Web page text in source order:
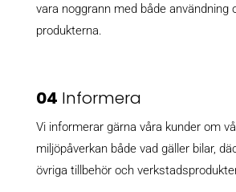
vara noggrann med både användning
produkterna.
04 Informera
Vi informerar gärna våra kunder om
miljöpåverkan både vad gäller bilar,
övriga tillbehör och